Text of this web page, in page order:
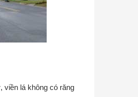
viền lá không có răng